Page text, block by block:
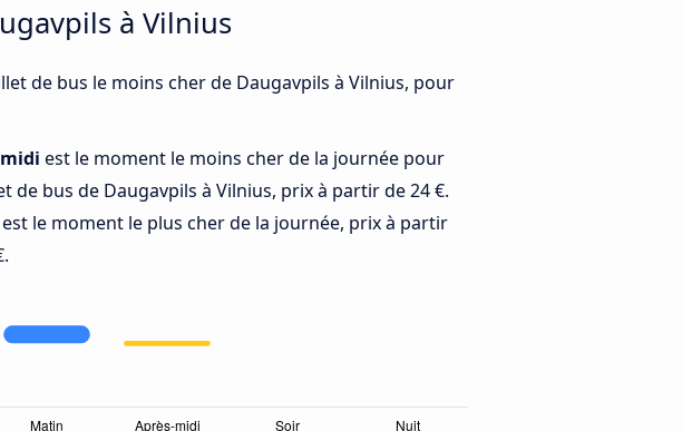
à Vilnius
de bus le moins cher de Daugavpils à Vilnius, pour
est le moment le moins cher de la journée pour
de bus de Daugavpils à Vilnius, prix à partir de 24 €.
est le moment le plus cher de la journée, prix à partir